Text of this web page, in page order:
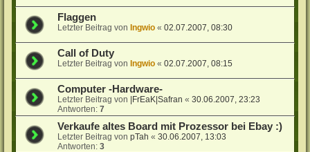
Flaggen
Letzter Beitrag vonIngwio «02.07.2007, 08:30
Call of Duty
Letzter Beitrag vonIngwio «02.07.2007, 08:15
Computer -Hardware-
Letzter Beitrag von |FrEaK|Safran «30.06.2007, 23:23
Antworten:7
Verkaufe altes Board mit Prozessor bei Ebay :)
Letzter Beitrag vonpTah «30.06.2007, 13:03
Antworten:3